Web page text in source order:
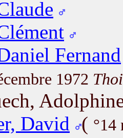
Fernand
1972
David
( °14